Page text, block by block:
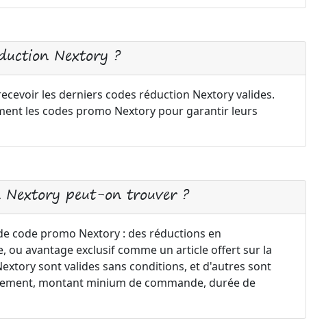
Nextory ?
les derniers codes réduction Nextory valides.
les codes promo Nextory pour garantir leurs
Nextory peut-on trouver ?
code promo Nextory : des réductions en
ou avantage exclusif comme un article offert sur la
sont valides sans conditions, et d'autres sont
montant minium de commande, durée de